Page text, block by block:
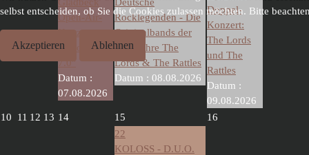
Open-Air-
Konzert
"Woodstock
Datum :
07.08.2026
Rocklegenden - Die
Originalbands der
60er Jahre The
Lords & The Rattles
Datum : 08.08.2026
Doppel-
Konzert:
The Lords
und The
Rattles
Datum :
09.08.2026
10
11 12 13 14 15 16
22
KOLOSS - D.U.O.
selbst entscheiden, ob Sie die Cookies zulassen möchten. Bitte
Akzeptieren Ablehnen